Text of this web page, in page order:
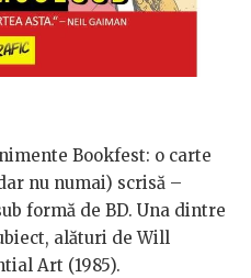
Bookfest: o carte
nu numai) scrisă –
formă de BD. Una dintre
alături de Will
Art (1985).